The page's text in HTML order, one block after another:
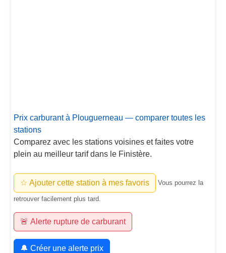
Prix carburant à Plouguerneau — comparer toutes les
stations
Comparez avec les stations voisines et faites votre
plein au meilleur tarif dans le Finistère.
☆ Ajouter cette station à mes favoris Vous pourrez la
retrouver facilement plus tard.
🚨 Alerte rupture de carburant
🔔 Créer une alerte prix